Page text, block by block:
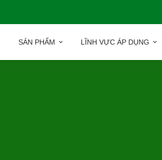
SẢN PHẨM LĨNH VỰC ÁP DỤNG